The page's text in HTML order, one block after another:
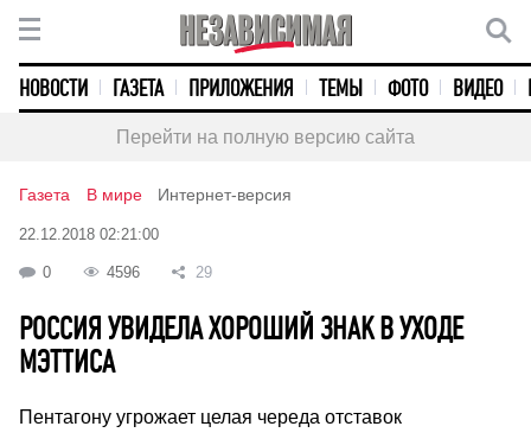
НОВОСТИ ГАЗЕТА ПРИЛОЖЕНИЯ ТЕМЫ ФОТО ВИДЕО
Перейти на полную версию сайта
Газета В мире Интернет-версия
22.12.2018 02:21:00
0 4596 29
РОССИЯ УВИДЕЛА ХОРОШИЙ ЗНАК В УХОДЕ
МЭТТИСА
Пентагону угрожает целая череда отставок